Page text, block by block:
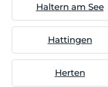
Haltern am See
Hattingen
Herten